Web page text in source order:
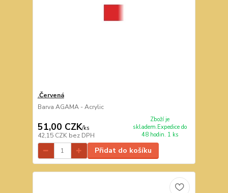
.Červená
Barva AGAMA - Acrylic
51,00 CZK/ks
42,15 CZK bez DPH
Zboží je
skladem.Expedice do
48 hodin. 1 ks
Přidat do košíku